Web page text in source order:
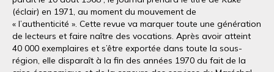
(éclair) en 1971, au moment du mouvement de
« l’authenticité ». Cette revue va marquer toute une génération
de lecteurs et faire naître des vocations. Après avoir atteint
40 000 exemplaires et s’être exportée dans toute la sous-
région, elle disparaît à la fin des années 1970 du fait de la